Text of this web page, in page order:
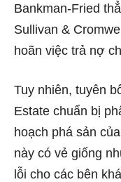
Bankman-Fried
Sullivan &
hoãn việc trả nợ
Tuy nhiên, tuyên
Estate chuẩn bị
hoạch phá sản
này có vẻ giống
lỗi cho các bên